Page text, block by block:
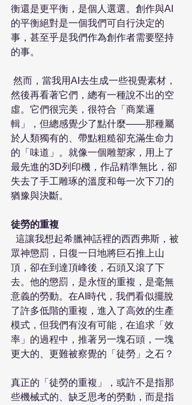
衡還是更平衡，是個人選選。創作與AI
的平衡絕對是一個我們可自行決定的
事，甚至乎是我們作為創作者需要堅持
的事。
然後再看著它們，總有一種說不出的空
虛。它們很完美，很符合「商業邏
輯」，但總感覺少了點什麼——那種屬
於人類獨有的、帶點粗糙卻充滿生命力
的「味道」。就像一個雕塑家，用上了
最先進的3D列印機，作品精準無比，卻
失去了手工雕琢的溫度和每一次下刀的
猶豫與決斷。
徒勞的重複
眾神懲罰，日復一日地將巨石推上山
頂，卻在到達頂峰後，石頭又滾了下
去。他的懲罰，是永恆的重複，是毫無
意義的勞動。在AI時代，我們看似擺脫
了許多低階的重複，進入了高效的生產
模式，但我們有沒有可能，在追求「效
率」的過程中，推著另一塊石頭，一塊
更大的、更難被察覺的「徒勞」之石？
真正的「徒勞的重複」，或許不是指那
些機械式的、缺乏思考的勞動，而是指